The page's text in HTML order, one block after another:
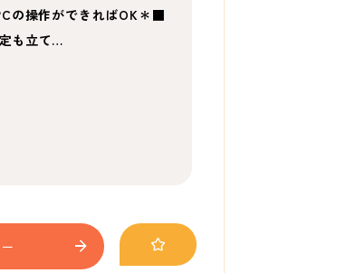
の操作ができればOK＊■
も立て…